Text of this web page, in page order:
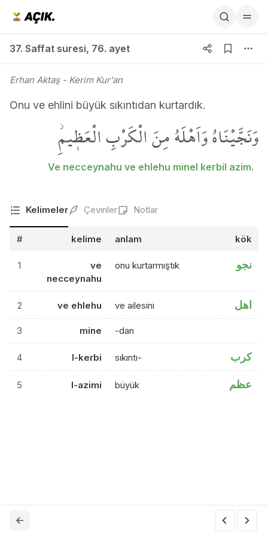
37. Saffat suresi, 76. ayet
Erhan Aktaş- Kerim Kur'an
Onu ve ehlini büyük sıkıntıdan kurtardık.
وَنَجَّيْنَاهُ وَاَهْلَهُ مِنَ الْكَرْبِ الْعَظ۪يمِۘ
Ve necceynahu ve ehlehu minel kerbil azim.
Kelimeler Çeviriler Notlar
# kelime anlam kök
1
ve
necceynahu
onu kurtarmıştık نجو
2 ve ehlehu ve ailesini اهل
3 mine -dan
4 l-kerbi sıkıntı- كرب
5 l-azimi büyük عظم